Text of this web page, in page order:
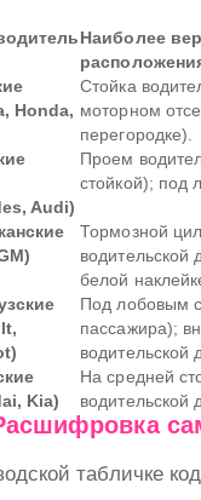
Наиболее
Honda,
Стойка
моторном
перегородке).
Audi)
Проем
стойкой); под
Тормозной
водительской
белой
Под лобовым
пассажира);
водительской
Kia)
На средней
водительской
табличке